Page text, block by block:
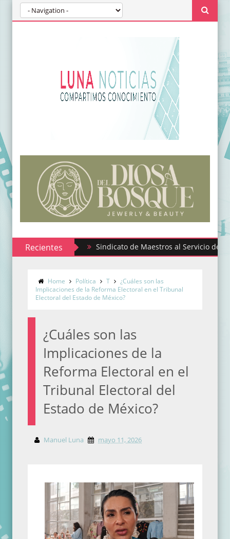
RecientesSindicato de Maestros al Servicio del Estado de
Home Política T
¿Cuáles son las
Implicaciones de la Reforma Electoral en el Tribunal
Electoral del Estado de México?
¿Cuáles son las
Implicaciones de la
Reforma Electoral en el
Tribunal Electoral del
Estado de México?
Manuel Luna mayo 11, 2026